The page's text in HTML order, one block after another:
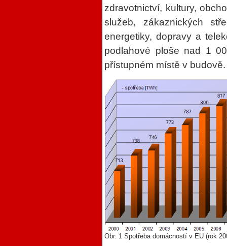
zdravotnictví, kultury,
služeb, zákaznických
energetiky, dopravy a
podlahové ploše nad 1
přístupném místě v
Obr. 1 Spotřeba domácností v EU (rok